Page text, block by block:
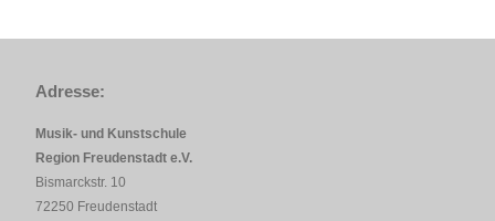
Adresse:
Musik- und Kunstschule
Region Freudenstadt e.V.
Bismarckstr. 10
72250 Freudenstadt